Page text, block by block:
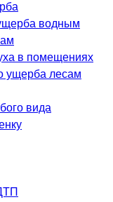
водным
в помещениях
ущерба лесам
вида